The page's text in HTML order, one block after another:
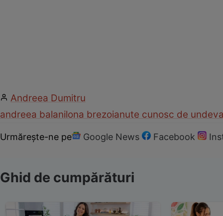
Andreea Dumitru
andreea balanilona brezoianute cunosc de
Urmărește-ne pe Google News Facebook
Ghid de cumpărături